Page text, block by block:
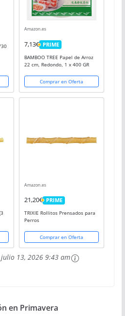
Amazon.es
7,13€ PRIME
PRIME
BAMBOO TREE Papel de Arroz
22 cm, Redondo, 1 x 400 GR
Comprar en Oferta
Amazon.es
21,20€ PRIME
PRIME
TRIXIE Rollitos Prensados para
Perros
Comprar en Oferta
julio 13, 2026 9:43 am
en Primavera